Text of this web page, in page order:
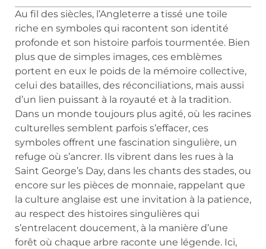
Au fil des siècles, l’Angleterre a tissé une toile
riche en symboles qui racontent son identité
profonde et son histoire parfois tourmentée. Bien
plus que de simples images, ces emblèmes
portent en eux le poids de la mémoire collective,
celui des batailles, des réconciliations, mais aussi
d’un lien puissant à la royauté et à la tradition.
Dans un monde toujours plus agité, où les racines
culturelles semblent parfois s’effacer, ces
symboles offrent une fascination singulière, un
refuge où s’ancrer. Ils vibrent dans les rues à la
Saint George’s Day, dans les chants des stades, ou
encore sur les pièces de monnaie, rappelant que
la culture anglaise est une invitation à la patience,
au respect des histoires singulières qui
s’entrelacent doucement, à la manière d’une
forêt où chaque arbre raconte une légende. Ici,